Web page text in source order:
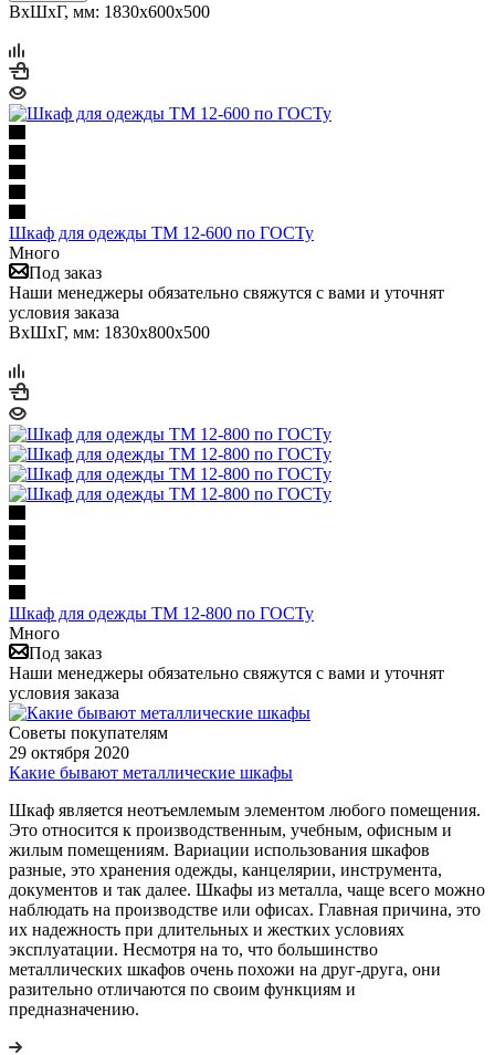
ВхШхГ, мм: 1830x600x500
Шкаф для одежды ТМ 12-600 по ГОСТу
Много
Под заказ
Наши менеджеры обязательно свяжутся с вами и уточнят
условия заказа
ВхШхГ, мм: 1830x800x500
Шкаф для одежды ТМ 12-800 по ГОСТу
Много
Под заказ
Наши менеджеры обязательно свяжутся с вами и уточнят
условия заказа
Советы покупателям
29 октября 2020
Какие бывают металлические шкафы
Шкаф является неотъемлемым элементом любого помещения.
Это относится к производственным, учебным, офисным и
жилым помещениям. Вариации использования шкафов
разные, это хранения одежды, канцелярии, инструмента,
документов и так далее. Шкафы из металла, чаще всего можно
наблюдать на производстве или офисах. Главная причина, это
их надежность при длительных и жестких условиях
эксплуатации. Несмотря на то, что большинство
металлических шкафов очень похожи на друг-друга, они
разительно отличаются по своим функциям и
предназначению.